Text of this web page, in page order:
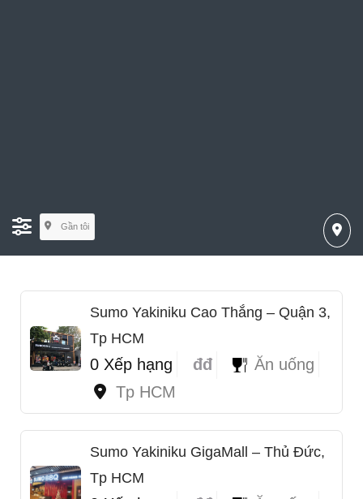
Gần tôi
Sumo Yakiniku Cao Thắng – Quận 3,
Tp HCM
0 Xếp hạng đđ
Ăn uống
Tp HCM
Sumo Yakiniku GigaMall – Thủ Đức,
Tp HCM